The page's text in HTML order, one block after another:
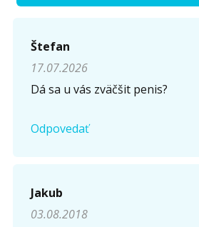
Napíšte otázku
Meno (*)
Komentár (
Štefan
17.07.2026
Dá sa u vás zväčšit penis?
Odpovedať
Jakub
03.08.2018